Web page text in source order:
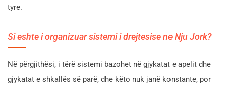
tyre.
Si eshte i organizuar sistemi i drejtesise ne Nju Jork?
Në përgjithësi, i tërë sistemi bazohet në gjykatat e apelit dhe
gjykatat e shkallës së parë, dhe këto nuk janë konstante, por